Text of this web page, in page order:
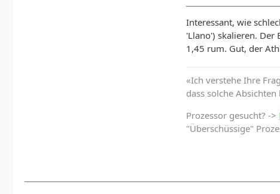
Interessant, wie
'Llano') skalieren. Der
1,45 rum. Gut, der
«Ich verstehe Ihre
dass solche
Prozessor gesucht? ->
"Überschüssige"